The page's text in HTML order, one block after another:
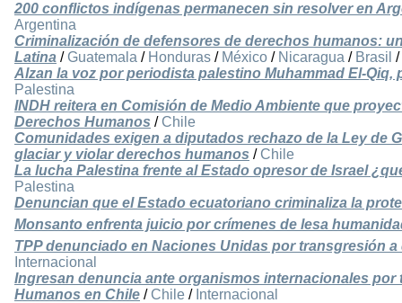
200 conflictos indígenas permanecen sin resolver en
Argentina
Criminalización de defensores de derechos humanos:
Latina / Guatemala / Honduras / México / Nicaragua / Brasil /
Alzan la voz por periodista palestino Muhammad El-Qiq,
Palestina
INDH reitera en Comisión de Medio Ambiente que
Derechos Humanos / Chile
Comunidades exigen a diputados rechazo de la Ley de
glaciar y violar derechos humanos / Chile
La lucha Palestina frente al Estado opresor de Israel
Palestina
Denuncian que el Estado ecuatoriano criminaliza la
Monsanto enfrenta juicio por crímenes de lesa
TPP denunciado en Naciones Unidas por transgresión
Internacional
Ingresan denuncia ante organismos internacionales por
Humanos en Chile / Chile / Internacional